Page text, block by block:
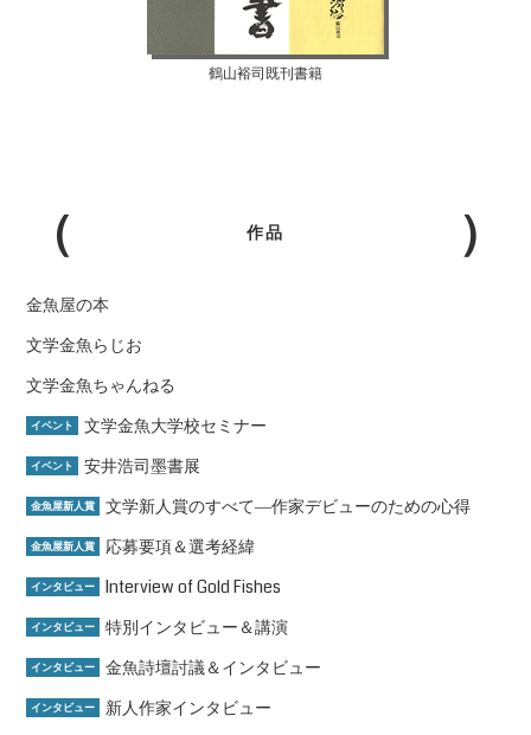
鶴山裕司既刊書籍
作品
金魚屋の本
文学金魚らじお
文学金魚ちゃんねる
イベント 文学金魚大学校セミナー
イベント 安井浩司墨書展
金魚屋新人賞 文学新人賞のすべて―作家デビューのための心得
金魚屋新人賞 応募要項＆選考経緯
インタビュー Interview of Gold Fishes
インタビュー 特別インタビュー＆講演
インタビュー 金魚詩壇討議＆インタビュー
インタビュー 新人作家インタビュー